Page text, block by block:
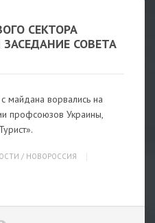
СЕКТОРА
СОВЕТА
майдана ворвались на
профсоюзов Украины,
/ НОВОРОССИЯ